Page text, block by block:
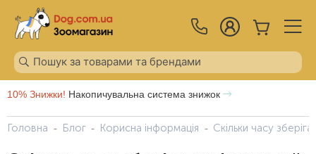
10% Знижки! Накопичувальна система знижок
Головна Блог Корисна інформація Скільки часу